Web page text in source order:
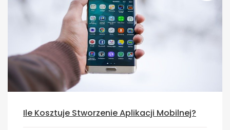
Ile Kosztuje Stworzenie Aplikacji Mobilnej?